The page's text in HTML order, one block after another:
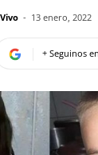
- 13 enero, 2022
+ Seguinos